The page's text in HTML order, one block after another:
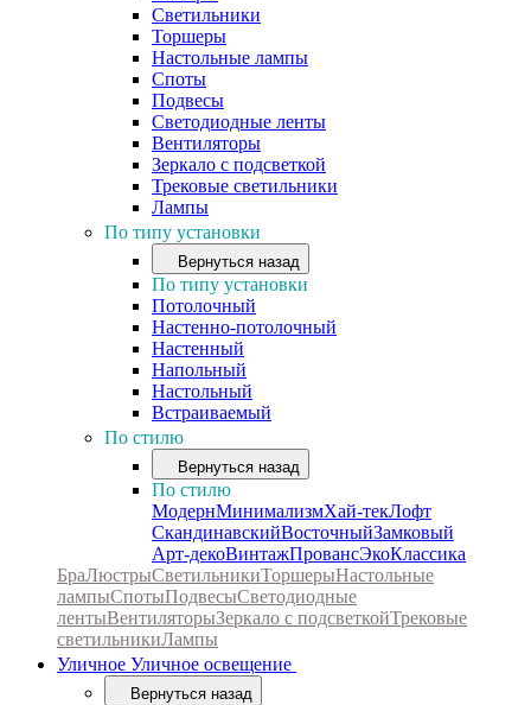
Светильники
Торшеры
Настольные лампы
Споты
Подвесы
Светодиодные ленты
Вентиляторы
Зеркало с подсветкой
Трековые светильники
Лампы
По типу установки
Вернуться назад
По типу установки
Потолочный
Настенно-потолочный
Настенный
Напольный
Настольный
Встраиваемый
По стилю
Вернуться назад
По стилю
МодернМинимализмХай-текЛофт
СкандинавскийВосточныйЗамковый
Арт-декоВинтажПровансЭкоКлассика
БраЛюстрыСветильникиТоршерыНастольные
лампыСпотыПодвесыСветодиодные
лентыВентиляторыЗеркало с подсветкойТрековые
светильникиЛампы
Уличное Уличное освещение
Вернуться назад